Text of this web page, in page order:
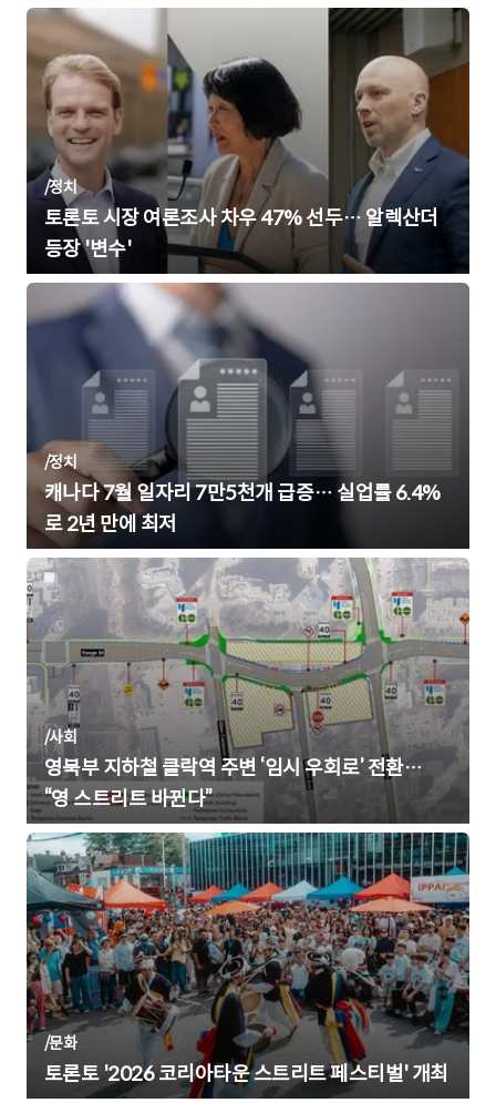
/정치
토론토 시장 여론조사 차우 47% 선두… 알렉산더
등장 '변수'
/정치
캐나다 7월 일자리 7만5천개 급증… 실업률 6.4%
로 2년 만에 최저
/사회
영북부 지하철 클락역 주변 ‘임시 우회로’ 전환…
“영 스트리트 바뀐다”
/문화
토론토 '2026 코리아타운 스트리트 페스티벌' 개최